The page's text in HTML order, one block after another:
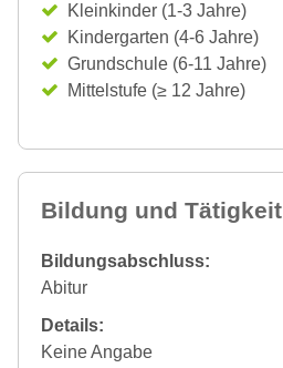
Kleinkinder (1-3 Jahre)
Kindergarten (4-6 Jahre)
Grundschule (6-11 Jahre)
Mittelstufe (≥ 12 Jahre)
Bildung und Tätigkeit
Bildungsabschluss:
Abitur
Details:
Keine Angabe